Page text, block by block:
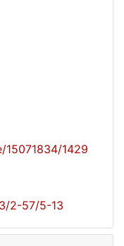
15071834/1429
2-57/5-13